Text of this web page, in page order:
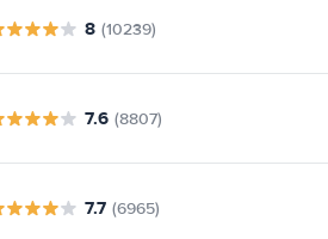
8 (10239)
7.6 (8807)
7.7 (6965)